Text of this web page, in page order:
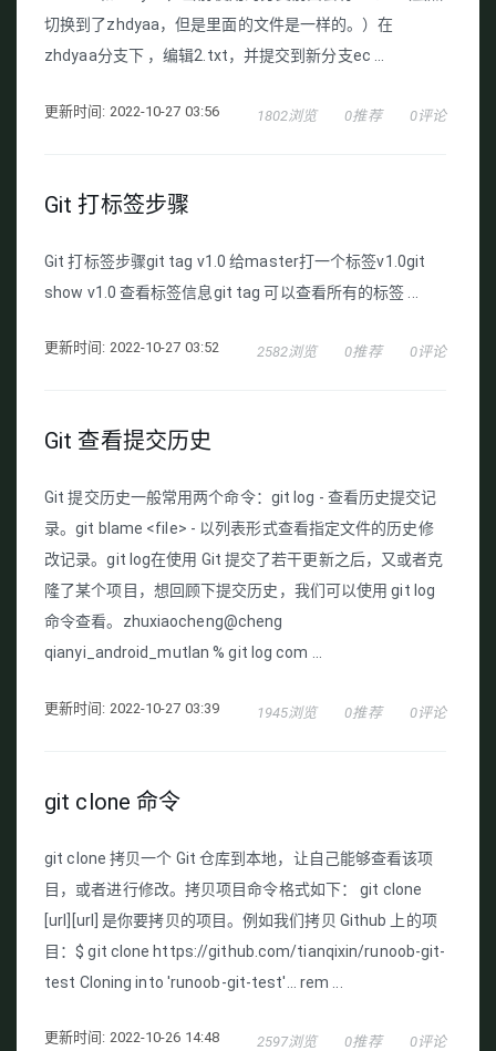
切换到了zhdyaa，但是里面的文件是一样的。）在
zhdyaa分支下 ，编辑2.txt，并提交到新分支ec ...
更新时间: 2022-10-27 03:56 1802浏览 0推荐 0评论
Git 打标签步骤
Git 打标签步骤git tag v1.0 给master打一个标签v1.0git
show v1.0 查看标签信息git tag 可以查看所有的标签 ...
更新时间: 2022-10-27 03:52 2582浏览 0推荐 0评论
Git 查看提交历史
Git 提交历史一般常用两个命令：git log - 查看历史提交记
录。git blame <file> - 以列表形式查看指定文件的历史修
改记录。git log在使用 Git 提交了若干更新之后，又或者克
隆了某个项目，想回顾下提交历史，我们可以使用 git log
命令查看。zhuxiaocheng@cheng
qianyi_android_mutlan % git log com ...
更新时间: 2022-10-27 03:39 1945浏览 0推荐 0评论
git clone 命令
git clone 拷贝一个 Git 仓库到本地，让自己能够查看该项
目，或者进行修改。拷贝项目命令格式如下： git clone
[url][url] 是你要拷贝的项目。例如我们拷贝 Github 上的项
目：$ git clone https://github.com/tianqixin/runoob-git-
test Cloning into 'runoob-git-test'... rem ...
更新时间: 2022-10-26 14:48 2597浏览 0推荐 0评论